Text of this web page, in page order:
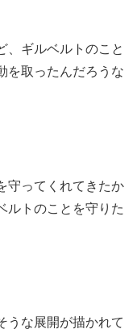
、ギルベルトのこと
を取ったんだろうな
守ってくれてきたか
ルトのことを守りた
うな展開が描かれて